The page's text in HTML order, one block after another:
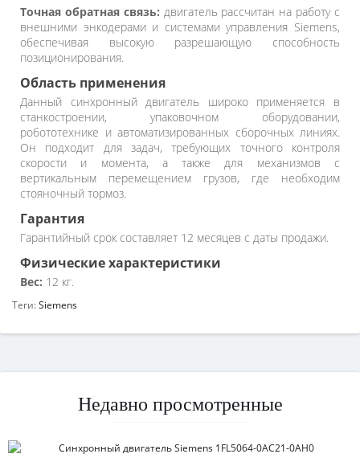
Точная обратная связь: двигатель рассчитан на работу с
внешними энкодерами и системами управления Siemens,
обеспечивая высокую разрешающую способность
позиционирования.
Область применения
Данный синхронный двигатель широко применяется в
станкостроении, упаковочном оборудовании,
робототехнике и автоматизированных сборочных линиях.
Он подходит для задач, требующих точного контроля
скорости и момента, а также для механизмов с
вертикальным перемещением грузов, где необходим
стояночный тормоз.
Гарантия
Гарантийный срок составляет 12 месяцев с даты продажи.
Физические характеристики
Вес: 12 кг.
Теги:Siemens
Недавно просмотренные